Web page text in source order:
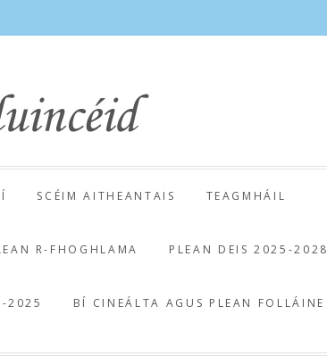
SCÉIM AITHEANTAIS TEAGMHÁIL
R-FHOGHLAMA PLEAN DEIS 2025-2028
2025 BÍ CINEÁLTA AGUS PLEAN FOLLÁINE